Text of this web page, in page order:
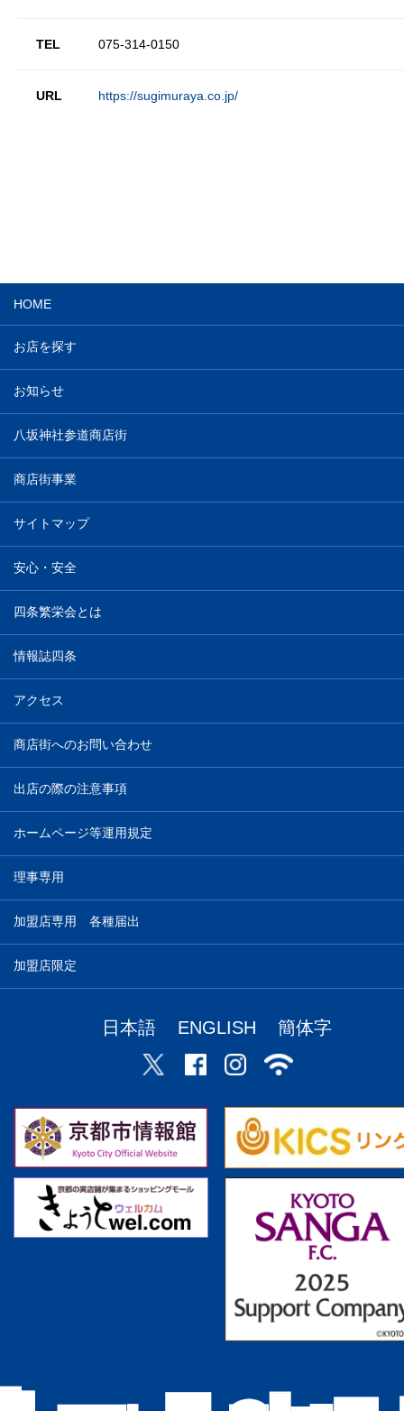
TEL 075-314-0150
URL https://sugimuraya.co.jp/
HOME
お店を探す
お知らせ
八坂神社参道商店街
商店街事業
サイトマップ
安心・安全
四条繁栄会とは
情報誌四条
アクセス
商店街へのお問い合わせ
出店の際の注意事項
ホームページ等運用規定
理事専用
加盟店専用 各種届出
加盟店限定
日本語 ENGLISH 簡体字